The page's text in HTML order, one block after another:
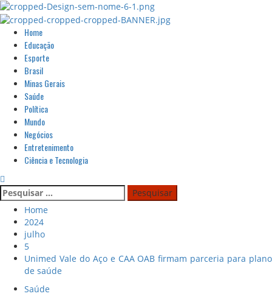
Home
Educação
Esporte
Brasil
Minas Gerais
Saúde
Política
Mundo
Negócios
Entretenimento
Ciência e Tecnologia
Home
2024
julho
5
Unimed Vale do Aço e CAA OAB firmam parceria para plano
de saúde
Saúde